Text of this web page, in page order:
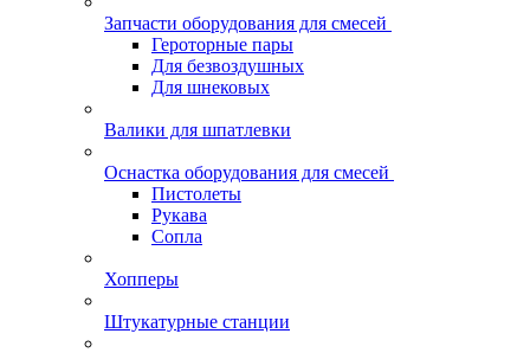
Запчасти оборудования для смесей
Героторные пары
Для безвоздушных
Для шнековых
Валики для шпатлевки
Оснастка оборудования для смесей
Пистолеты
Рукава
Сопла
Хопперы
Штукатурные станции